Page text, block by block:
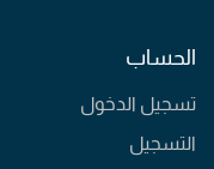
الحساب
تسجيل الدخول
التسجيل